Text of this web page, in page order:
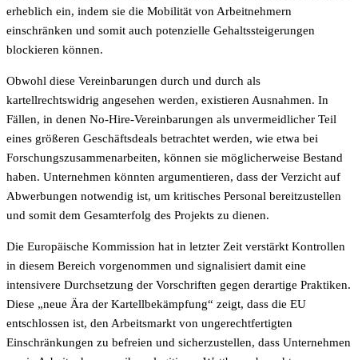
erheblich ein, indem sie die Mobilität von Arbeitnehmern
einschränken und somit auch potenzielle Gehaltssteigerungen
blockieren können.
Obwohl diese Vereinbarungen durch und durch als
kartellrechtswidrig angesehen werden, existieren Ausnahmen. In
Fällen, in denen No-Hire-Vereinbarungen als unvermeidlicher Teil
eines größeren Geschäftsdeals betrachtet werden, wie etwa bei
Forschungszusammenarbeiten, können sie möglicherweise Bestand
haben. Unternehmen könnten argumentieren, dass der Verzicht auf
Abwerbungen notwendig ist, um kritisches Personal bereitzustellen
und somit dem Gesamterfolg des Projekts zu dienen.
Die Europäische Kommission hat in letzter Zeit verstärkt Kontrollen
in diesem Bereich vorgenommen und signalisiert damit eine
intensivere Durchsetzung der Vorschriften gegen derartige Praktiken.
Diese „neue Ära der Kartellbekämpfung“ zeigt, dass die EU
entschlossen ist, den Arbeitsmarkt von ungerechtfertigten
Einschränkungen zu befreien und sicherzustellen, dass Unternehmen